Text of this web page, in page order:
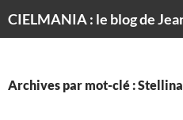
Archives par mot-clé : Stellina